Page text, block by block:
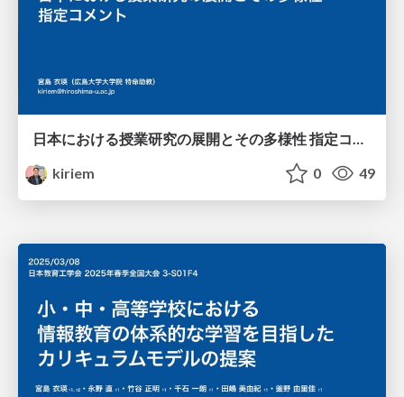
日本における授業研究の展開とその多様性 指定コメント /evri20250903
kiriem
0 49